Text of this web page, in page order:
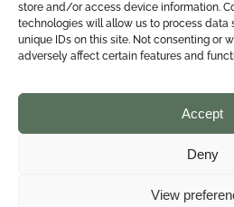
store and/or access device information.
technologies will allow us to process data
unique IDs on this site. Not consenting or
adversely affect certain features and
Accept
Deny
View
Privacy Statement (EU)
by